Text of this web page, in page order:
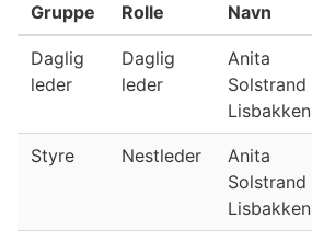
Gruppe Rolle Navn
Daglig
leder
Daglig
leder
Anita
Solstrand
Lisbakken
Styre Nestleder
Anita
Solstrand
Lisbakken